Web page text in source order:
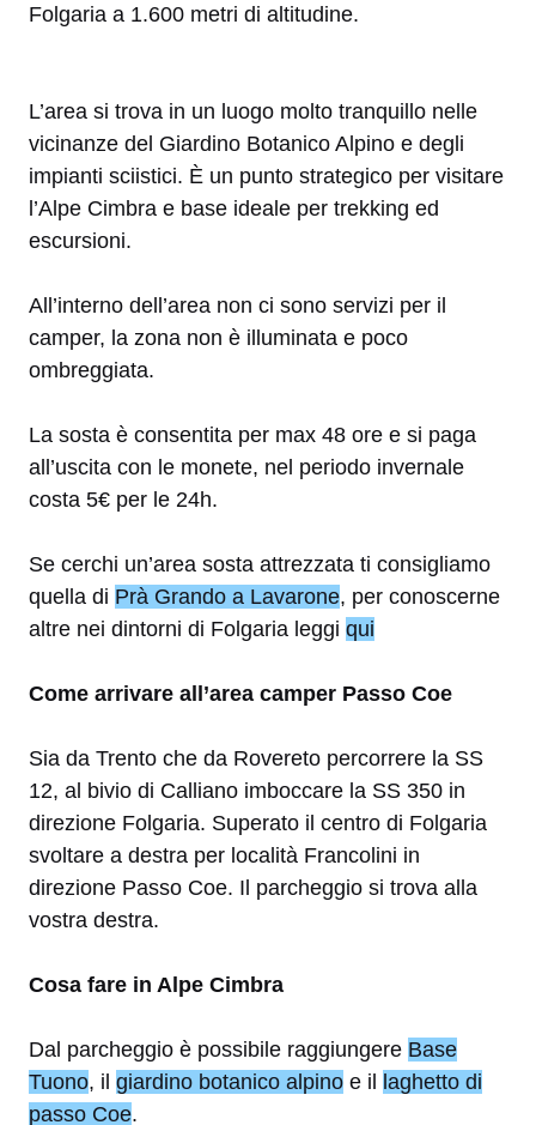
Folgaria a 1.600 metri di altitudine.
L’area si trova in un luogo molto tranquillo nelle
vicinanze del Giardino Botanico Alpino e degli
impianti sciistici. È un punto strategico per visitare
l’Alpe Cimbra e base ideale per trekking ed
escursioni.
All’interno dell’area non ci sono servizi per il
camper, la zona non è illuminata e poco
ombreggiata.
La sosta è consentita per max 48 ore e si paga
all’uscita con le monete, nel periodo invernale
costa 5€ per le 24h.
Se cerchi un’area sosta attrezzata ti consigliamo
quella di Prà Grando a Lavarone, per conoscerne
altre nei dintorni di Folgaria leggi qui
Come arrivare all’area camper Passo Coe
Sia da Trento che da Rovereto percorrere la SS
12, al bivio di Calliano imboccare la SS 350 in
direzione Folgaria. Superato il centro di Folgaria
svoltare a destra per località Francolini in
direzione Passo Coe. Il parcheggio si trova alla
vostra destra.
Cosa fare in Alpe Cimbra
Dal parcheggio è possibile raggiungere Base
Tuono, il giardino botanico alpino e il laghetto di
passo Coe.